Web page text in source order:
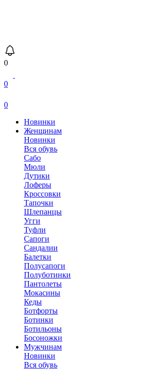
0
0
0
Новинки
Женщинам
Новинки
Вся обувь
Сабо
Мюли
Дутики
Лоферы
Кроссовки
Тапочки
Шлепанцы
Угги
Туфли
Сапоги
Сандалии
Балетки
Полусапоги
Полуботинки
Пантолеты
Мокасины
Кеды
Ботфорты
Ботинки
Ботильоны
Босоножки
Мужчинам
Новинки
Вся обувь